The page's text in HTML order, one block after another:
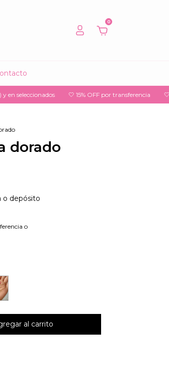
0
🤍 15% OFF por transferencia 🤍 3 y 6
dorado
o depósito
o